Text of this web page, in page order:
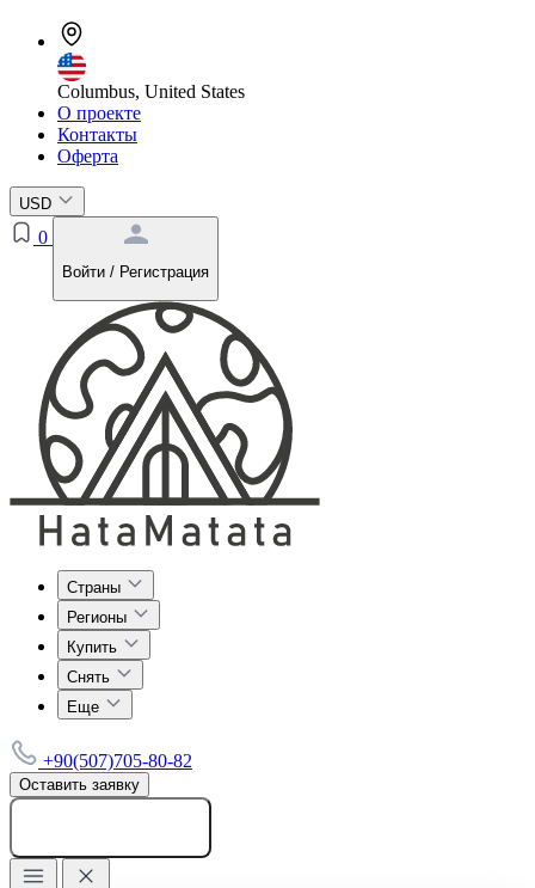
Columbus, United States
О проекте
Контакты
Оферта
USD
0
Войти / Регистрация
Страны
Регионы
Купить
Снять
Еще
+90(507)705-80-82
Оставить заявку